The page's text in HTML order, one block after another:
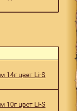
14г цвет Li-S
10г цвет Li-S